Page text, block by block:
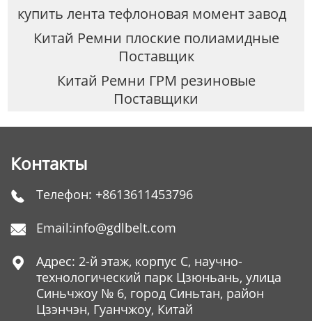
купить лента тефлоновая момент завод
Китай Ремни плоские полиамидные
Поставщик
Китай Ремни ГРМ резиновые
Поставщики
Контакты
 Телефон: +8613611453796
 Email:info@gdlbelt.com

Адрес: 2-й этаж, корпус C, научно-
технологический парк Цзюньань, улица
Синьчжоу № 6, город Синьтан, район
Цзэнчэн, Гуанчжоу, Китай